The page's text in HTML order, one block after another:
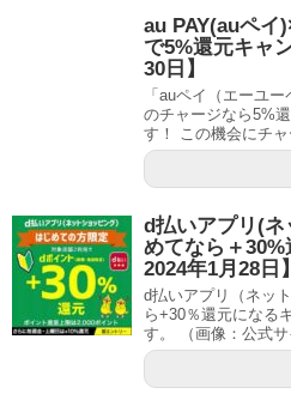
au PAY(auペイ
で5%還元キャ
30日】
「auペイ（エーユ
のチャージなら5%
す！ この機会にチャ
d払いアプリ(ネ
めてなら＋
2024年1月28日】
d払いアプリ（ネッ
ら+30％還元になる
す。 （画像：公式サ